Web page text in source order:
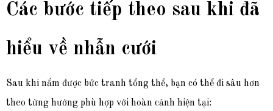
Các bước tiếp theo sau khi đã
hiểu về nhẫn cưới
Sau khi nắm được bức tranh tổng thể, bạn có thể đi sâu hơn
theo từng hướng phù hợp với hoàn cảnh hiện tại: